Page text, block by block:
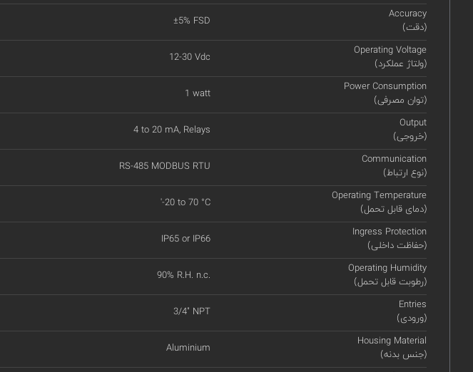
Accuracy
(دقت)
±5% FSD
Operating Voltage
(ولتاژ عملکرد)
12-30 Vdc
Power Consumption
(توان مصرفی)
1 watt
Output
(خروجی)
4 to 20 mA, Relays
Communication
(نوع ارتباط)
RS-485 MODBUS RTU
Operating Temperature
(دمای قابل تحمل)
'-20 to 70 °C
Ingress Protection
(حفاظت داخلی)
IP65 or IP66
Operating Humidity
(رطوبت قابل تحمل)
90% R.H. n.c.
Entries
(ورودی)
3/4" NPT
Housing Material
(جنس بدنه)
Aluminium